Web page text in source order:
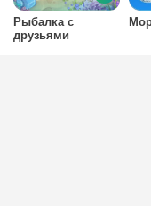
Рыбалка с
друзьями